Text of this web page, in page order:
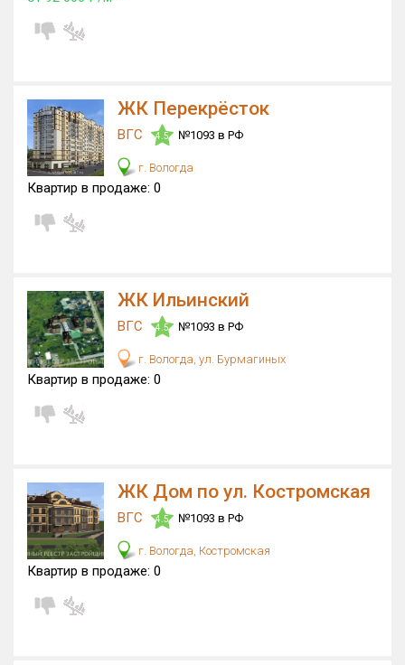
ЖК Перекрёсток
ВГС 4.5 №1093 в РФ
г. Вологда
Квартир в продаже: 0
ЖК Ильинский
ВГС 4.5 №1093 в РФ
г. Вологда, ул. Бурмагиных
Квартир в продаже: 0
ЖК Дом по ул. Костромская
ВГС 4.5 №1093 в РФ
г. Вологда, Костромская
Квартир в продаже: 0